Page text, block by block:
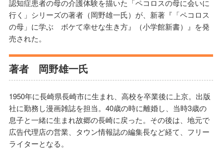
認知症患者の母の介護体験を描いた「ペコロスの母に会いに
行く」シリーズの著者（岡野雄一氏）が、新著『「ペコロス
の母」に学ぶ ボケて幸せな生き方』（小学館新書）』を発
売された。
著者 岡野雄一氏
1950年に長崎県長崎市に生まれ、高校を卒業後に上京。出版
社に勤務し漫画雑誌を担当。40歳の時に離婚し、当時3歳の
息子と一緒に生まれ故郷の長崎に戻った。その後は、地元で
広告代理店の営業、タウン情報誌の編集長など経て、フリー
ライターとなる。